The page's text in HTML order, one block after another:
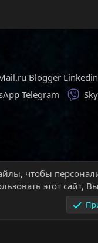
Blogger Linkedin
Telegram
Новости World of
чтобы
этот сайт,